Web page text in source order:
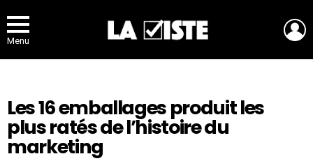
Menu
Les 16 emballages produit les
plus ratés de l’histoire du
marketing